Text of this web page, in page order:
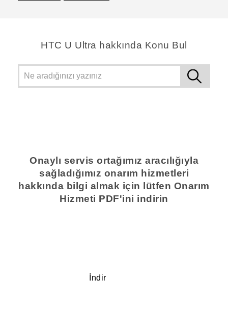
HTC U Ultra hakkında Konu Bul
Onaylı servis ortağımız aracılığıyla
sağladığımız onarım hizmetleri
hakkında bilgi almak için lütfen Onarım
Hizmeti PDF'ini indirin
İndir